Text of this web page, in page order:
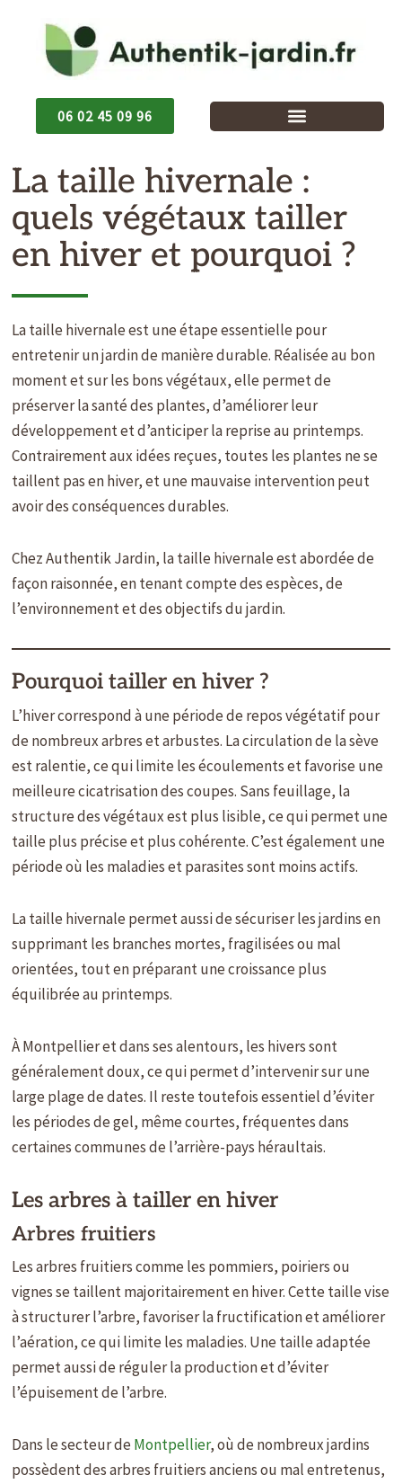
contenu
06 02 45 09 96
La taille hivernale :
quels végétaux tailler
en hiver et pourquoi ?
La taille hivernale est une étape essentielle pour
entretenir un jardin de manière durable. Réalisée au bon
moment et sur les bons végétaux, elle permet de
préserver la santé des plantes, d’améliorer leur
développement et d’anticiper la reprise au printemps.
Contrairement aux idées reçues, toutes les plantes ne se
taillent pas en hiver, et une mauvaise intervention peut
avoir des conséquences durables.
Chez Authentik Jardin, la taille hivernale est abordée de
façon raisonnée, en tenant compte des espèces, de
l’environnement et des objectifs du jardin.
Pourquoi tailler en hiver ?
L’hiver correspond à une période de repos végétatif pour
de nombreux arbres et arbustes. La circulation de la sève
est ralentie, ce qui limite les écoulements et favorise une
meilleure cicatrisation des coupes. Sans feuillage, la
structure des végétaux est plus lisible, ce qui permet une
taille plus précise et plus cohérente. C’est également une
période où les maladies et parasites sont moins actifs.
La taille hivernale permet aussi de sécuriser les jardins en
supprimant les branches mortes, fragilisées ou mal
orientées, tout en préparant une croissance plus
équilibrée au printemps.
À Montpellier et dans ses alentours, les hivers sont
généralement doux, ce qui permet d’intervenir sur une
large plage de dates. Il reste toutefois essentiel d’éviter
les périodes de gel, même courtes, fréquentes dans
certaines communes de l’arrière-pays héraultais.
Les arbres à tailler en hiver
Arbres fruitiers
Les arbres fruitiers comme les pommiers, poiriers ou
vignes se taillent majoritairement en hiver. Cette taille vise
à structurer l’arbre, favoriser la fructification et améliorer
l’aération, ce qui limite les maladies. Une taille adaptée
permet aussi de réguler la production et d’éviter
l’épuisement de l’arbre.
Dans le secteur deMontpellier, où de nombreux jardins
possèdent des arbres fruitiers anciens ou mal entretenus,